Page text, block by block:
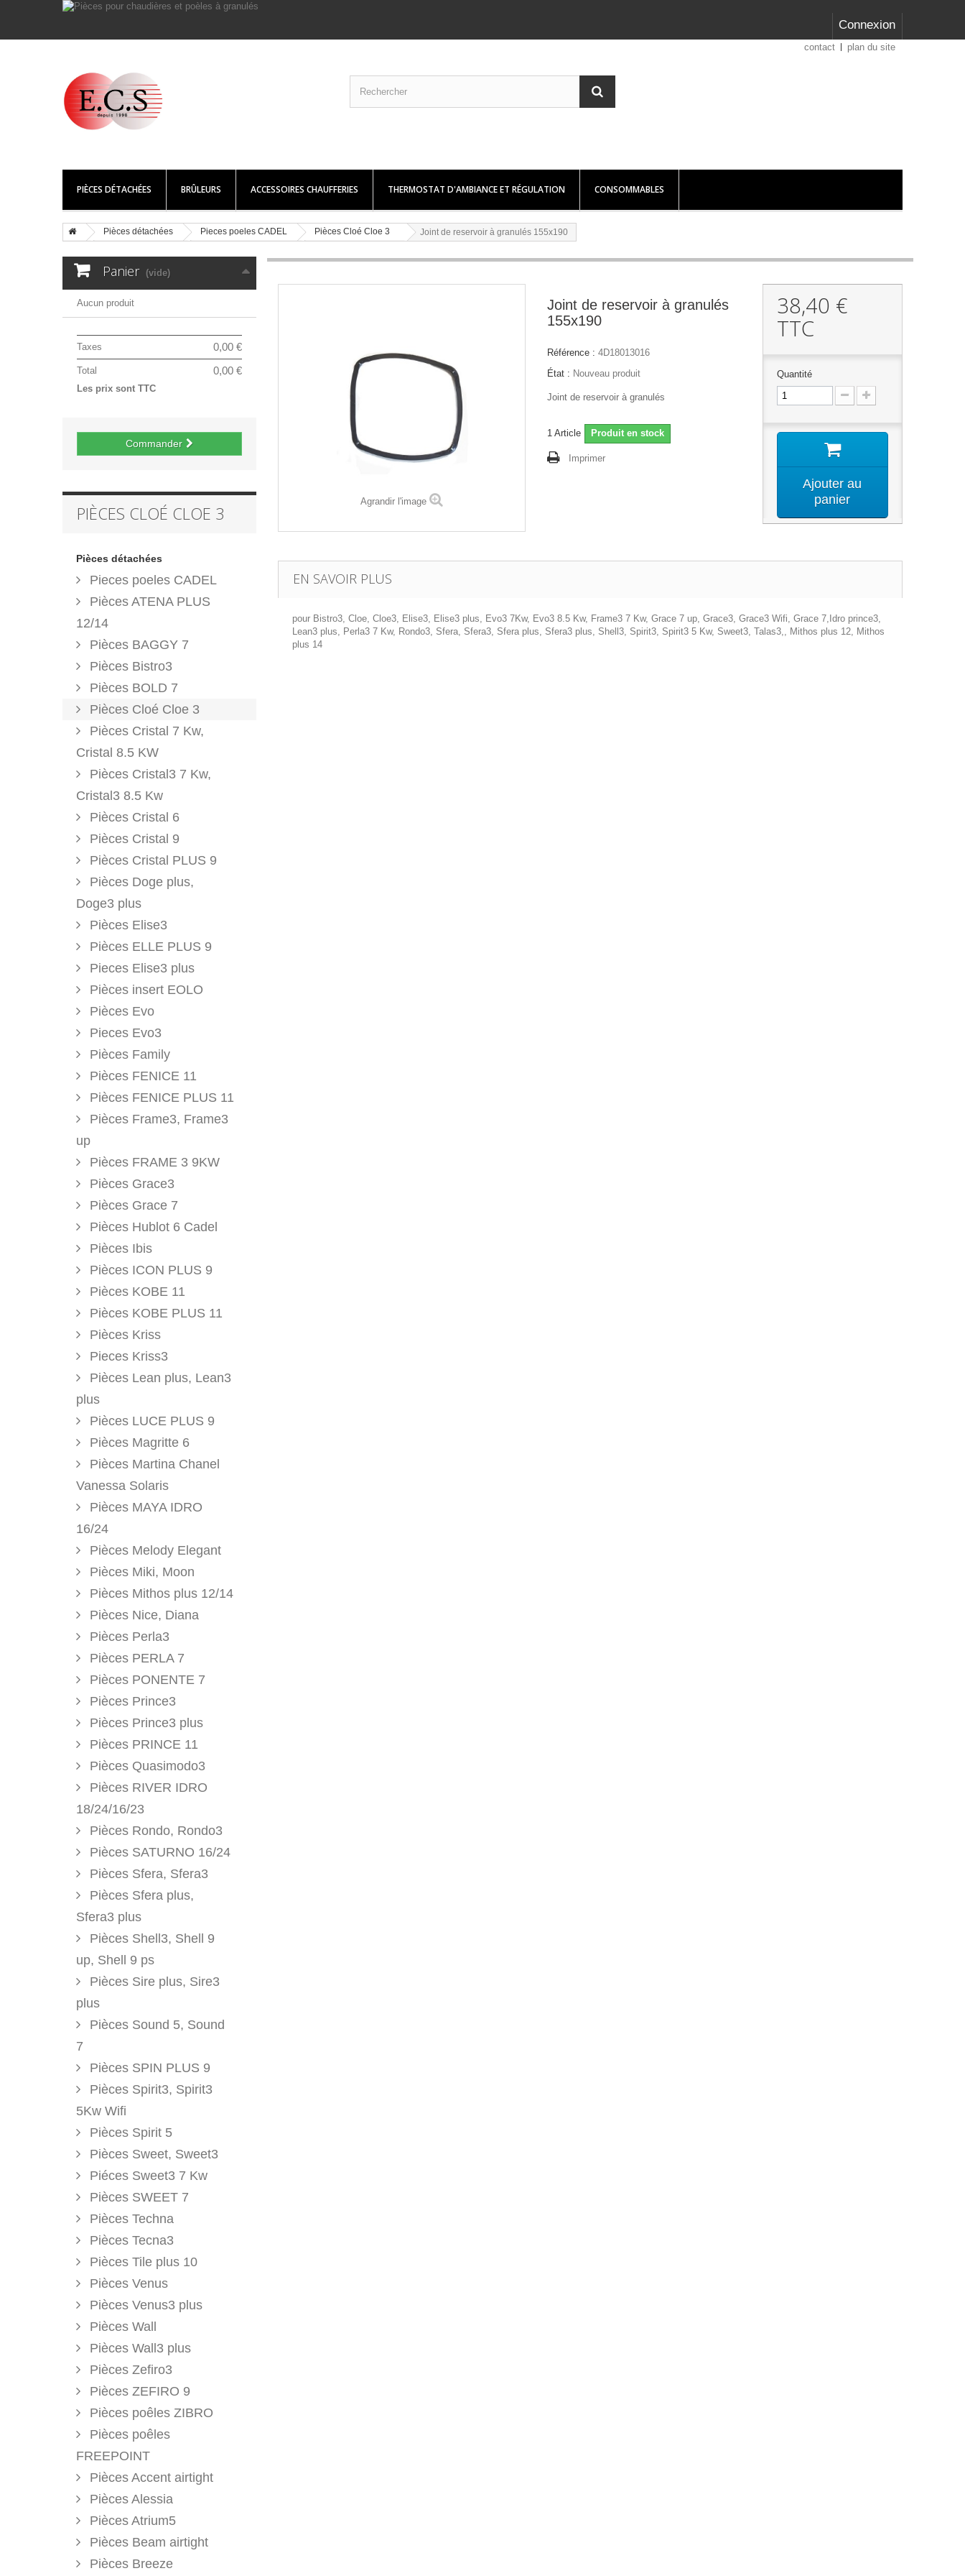
Connexion
contact plan du site
PIÈCES DÉTACHÉES BRÛLEURS ACCESSOIRES CHAUFFERIES THERMOSTAT D'AMBIANCE ET RÉGULATION CONSOMMABLES
Pièces détachées Pieces poeles CADEL Pièces Cloé Cloe 3 Joint de reservoir à granulés 155x190
Panier (vide)
Aucun produit
0,00 €
Taxes
0,00 €
Total
Les prix sont TTC
Commander
PIÈCES CLOÉ CLOE 3
Pièces détachées
Pieces poeles CADEL
Pièces ATENA PLUS
12/14
Pièces BAGGY 7
Pièces Bistro3
Pièces BOLD 7
Pièces Cloé Cloe 3
Pièces Cristal 7 Kw,
Cristal 8.5 KW
Pièces Cristal3 7 Kw,
Cristal3 8.5 Kw
Pièces Cristal 6
Pièces Cristal 9
Pièces Cristal PLUS 9
Pièces Doge plus,
Doge3 plus
Pièces Elise3
Pièces ELLE PLUS 9
Pieces Elise3 plus
Pièces insert EOLO
Pièces Evo
Pieces Evo3
Pièces Family
Pièces FENICE 11
Pièces FENICE PLUS 11
Pièces Frame3, Frame3
up
Pièces FRAME 3 9KW
Pièces Grace3
Pièces Grace 7
Pièces Hublot 6 Cadel
Pièces Ibis
Pièces ICON PLUS 9
Pièces KOBE 11
Pièces KOBE PLUS 11
Pièces Kriss
Pieces Kriss3
Pièces Lean plus, Lean3
plus
Pièces LUCE PLUS 9
Pièces Magritte 6
Pièces Martina Chanel
Vanessa Solaris
Pièces MAYA IDRO
16/24
Pièces Melody Elegant
Pièces Miki, Moon
Pièces Mithos plus 12/14
Pièces Nice, Diana
Pièces Perla3
Pièces PERLA 7
Pièces PONENTE 7
Pièces Prince3
Pièces Prince3 plus
Pièces PRINCE 11
Pièces Quasimodo3
Pièces RIVER IDRO
18/24/16/23
Pièces Rondo, Rondo3
Pièces SATURNO 16/24
Pièces Sfera, Sfera3
Pièces Sfera plus,
Sfera3 plus
Pièces Shell3, Shell 9
up, Shell 9 ps
Pièces Sire plus, Sire3
plus
Pièces Sound 5, Sound
7
Pièces SPIN PLUS 9
Pièces Spirit3, Spirit3
5Kw Wifi
Pièces Spirit 5
Pièces Sweet, Sweet3
Piéces Sweet3 7 Kw
Pièces SWEET 7
Pièces Techna
Pièces Tecna3
Pièces Tile plus 10
Pièces Venus
Pièces Venus3 plus
Pièces Wall
Pièces Wall3 plus
Pièces Zefiro3
Pièces ZEFIRO 9
Pièces poêles ZIBRO
Pièces poêles
FREEPOINT
Pièces Accent airtight
Pièces Alessia
Pièces Atrium5
Pièces Beam airtight
Pièces Breeze
Agrandir l'image
Joint de reservoir à granulés
155x190
Référence : 4D18013016
État : Nouveau produit
Joint de reservoir à granulés
1 Article Produit en stock
Imprimer
38,40 €
TTC
Quantité
Ajouter au
panier
EN SAVOIR PLUS
pour Bistro3, Cloe, Cloe3, Elise3, Elise3 plus, Evo3 7Kw, Evo3 8.5 Kw, Frame3 7 Kw, Grace 7 up, Grace3, Grace3 Wifi, Grace 7,Idro prince3,
Lean3 plus, Perla3 7 Kw, Rondo3, Sfera, Sfera3, Sfera plus, Sfera3 plus, Shell3, Spirit3, Spirit3 5 Kw, Sweet3, Talas3,, Mithos plus 12, Mithos
plus 14